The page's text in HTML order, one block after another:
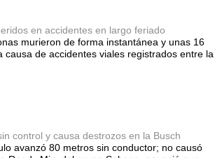
en accidentes en largo feriado
murieron de forma instantánea y unas 16
causa de accidentes viales registrados entre la
control y causa destrozos en la Busch
avanzó 80 metros sin conductor; no causó